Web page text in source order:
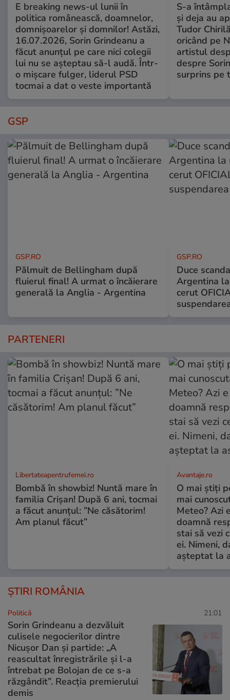
E breaking news-ul lunii în
politica românească, doamnelor,
domnișoarelor și domnilor! Astăzi,
16.07.2026, Sorin Grindeanu a
făcut anunțul pe care nici colegii
lui nu se așteptau să-l audă. Într-
o mișcare fulger, liderul PSD
tocmai a dat o veste importantă
S-a
și deja au
Tudor
oricând pe
artistul
despre
surprins pe
GSP
GSP.RO
Pălmuit de Bellingham după
fluierul final! A urmat o încăierare
generală la Anglia - Argentina
GSP.RO
Duce
Argentina
cerut
PARTENERI
Libertateapentrufemei.ro
Bombă în showbiz! Nuntă mare în
familia Crișan! După 6 ani, tocmai
a făcut anunțul: ”Ne căsătorim!
Am planul făcut”
Avantaje.ro
O mai știți
mai
Meteo? Azi
doamnă
stai să vezi
ei. Nimeni,
așteptat la
ȘTIRI ROMÂNIA
Politică 21:01
Sorin Grindeanu a dezvăluit
culisele negocierilor dintre
Nicușor Dan și partide: „A
reascultat înregistrările și l-a
întrebat pe Bolojan de ce s-a
răzgândit”. Reacția premierului
demis